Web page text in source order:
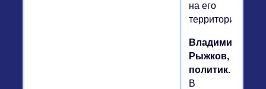
на его
территорию.
Владимир
Рыжков,
политик.
В